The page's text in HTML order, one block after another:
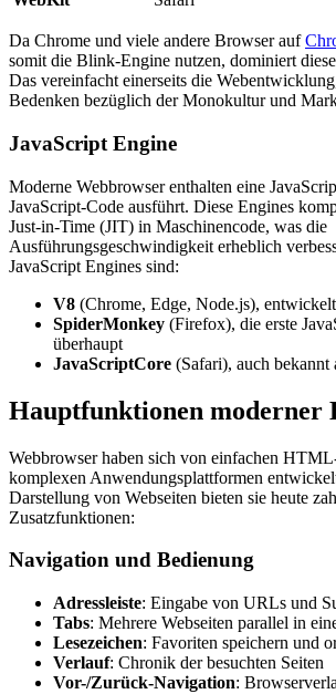
Da Chrome und viele andere Browser auf
somit die Blink-Engine nutzen, dominiert
Das vereinfacht einerseits die
Bedenken bezüglich der Monokultur und
JavaScript Engine
Moderne Webbrowser enthalten eine
JavaScript-Code ausführt. Diese Engines
Just-in-Time (JIT) in Maschinencode, was die
Ausführungsgeschwindigkeit erheblich
JavaScript Engines sind:
V8 (Chrome, Edge, Node.js),
SpiderMonkey (Firefox), die erste
überhaupt
JavaScriptCore (Safari), auch bekannt
Hauptfunktionen moderner
Webbrowser haben sich von einfachen
komplexen Anwendungsplattformen
Darstellung von Webseiten bieten sie heute
Zusatzfunktionen:
Navigation und Bedienung
Adressleiste: Eingabe von URLs und
Tabs: Mehrere Webseiten parallel in
Lesezeichen: Favoriten speichern und
Verlauf: Chronik der besuchten Seiten
Vor-/Zurück-Navigation: